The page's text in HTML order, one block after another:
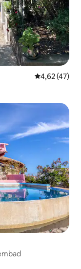
Gemiddelde
4,62 (47)